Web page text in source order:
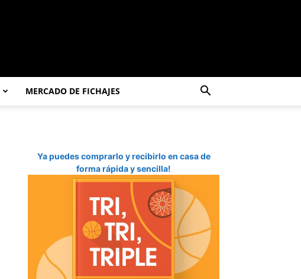
MERCADO DE FICHAJES
Ya puedes comprarlo y recibirlo en casa de
forma rápida y sencilla!